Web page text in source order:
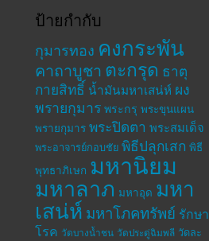
ป้ายกำกับ
กุมารทอง คงกระพัน
คาถาบูชา ตะกรุด ธาตุ
กายสิทธิ์ น้ำมันมหาเสน่ห์ ผง
พรายกุมาร พระกรุ พระขุนแผน
พรายกุมาร พระปิดตา พระสมเด็จ
พระอาจารย์กอบชัย พิธีปลุกเสก พิธี
พุทธาภิเษก มหานิยม
มหาลาภ มหาอุด มหา
เสน่ห์ มหาโภคทรัพย์ รักษา
โรค วัดบางน้ำชน วัดประดู่ฉิมพลี วัดละ